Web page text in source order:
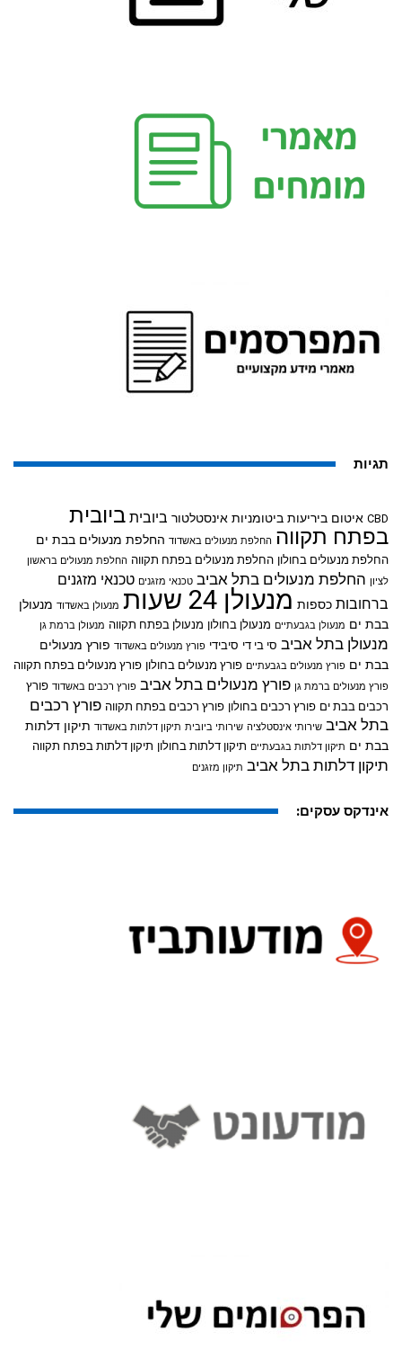
תגיות
CBD איטום ביריעות ביטומניות אינסטלטור ביובית ביובית
בפתח תקווה החלפת מנעולים באשדוד החלפת מנעולים בבת ים
החלפת מנעולים בחולון החלפת מנעולים בפתח תקווה החלפת מנעולים בראשון
לציון החלפת מנעולים בתל אביב טכנאי מזגנים טכנאי מזגנים
ברחובות כספות מנעולן 24 שעות מנעולן באשדוד מנעולן
בבת ים מנעולן בגבעתיים מנעולן בחולון מנעולן בפתח תקווה מנעולן ברמת גן
מנעולן בתל אביב סי בי די סיבידי פורץ מנעולים באשדוד פורץ מנעולים
בבת ים פורץ מנעולים בגבעתיים פורץ מנעולים בחולון פורץ מנעולים בפתח תקווה
פורץ מנעולים ברמת גן פורץ מנעולים בתל אביב פורץ רכבים באשדוד פורץ
רכבים בבת ים פורץ רכבים בחולון פורץ רכבים בפתח תקווה פורץ רכבים
בתל אביב שירותי אינסטלציה שירותי ביובית תיקון דלתות באשדוד תיקון דלתות
בבת ים תיקון דלתות בגבעתיים תיקון דלתות בחולון תיקון דלתות בפתח תקווה
תיקון דלתות בתל אביב תיקון מזגנים
אינדקס עסקים: